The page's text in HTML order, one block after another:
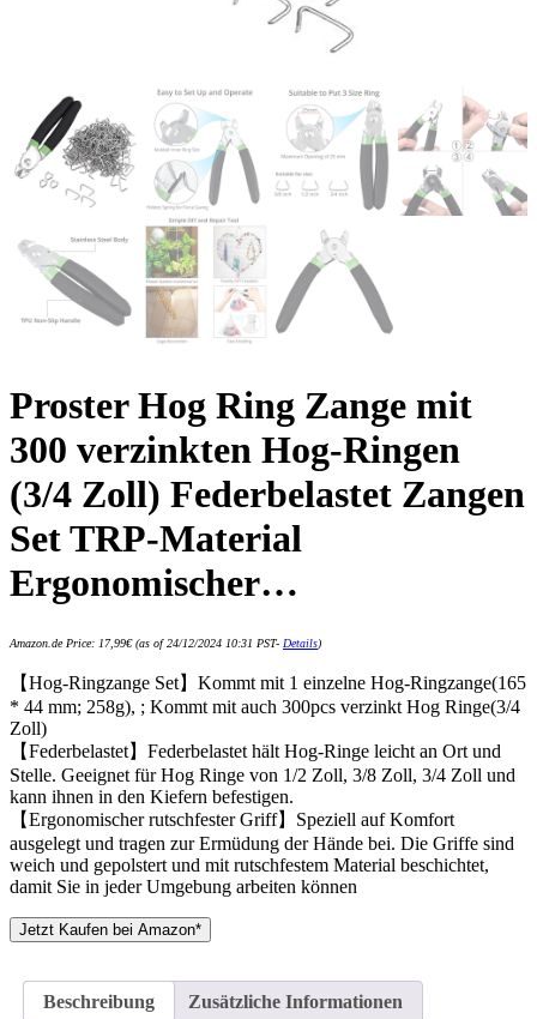
Proster Hog Ring Zange mit
300 verzinkten Hog-Ringen
(3/4 Zoll) Federbelastet Zangen
Set TRP-Material
Ergonomischer…
Amazon.de Price: 17,99€(as of 24/12/2024 10:31 PST- Details)
【Hog-Ringzange Set】Kommt mit 1 einzelne Hog-Ringzange(165
* 44 mm; 258g), ; Kommt mit auch 300pcs verzinkt Hog Ringe(3/4
Zoll)
【Federbelastet】Federbelastet hält Hog-Ringe leicht an Ort und
Stelle. Geeignet für Hog Ringe von 1/2 Zoll, 3/8 Zoll, 3/4 Zoll und
kann ihnen in den Kiefern befestigen.
【Ergonomischer rutschfester Griff】Speziell auf Komfort
ausgelegt und tragen zur Ermüdung der Hände bei. Die Griffe sind
weich und gepolstert und mit rutschfestem Material beschichtet,
damit Sie in jeder Umgebung arbeiten können
Jetzt Kaufen bei Amazon*
Beschreibung Zusätzliche Informationen